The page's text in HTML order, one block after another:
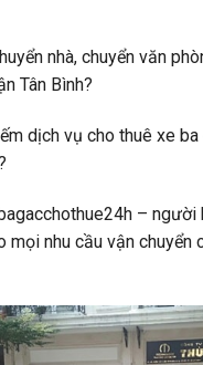
nhà, chuyển văn
Tân Bình?
dịch vụ cho thuê xe ba
– người
mọi nhu cầu vận chuyển